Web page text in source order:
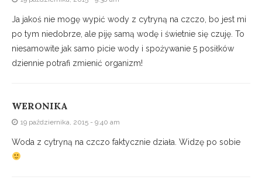
Ja jakoś nie mogę wypić wody z cytryną na czczo, bo jest mi
po tym niedobrze, ale piję samą wodę i świetnie się czuję. To
niesamowite jak samo picie wody i spożywanie 5 posiłków
dziennie potrafi zmienić organizm!
WERONIKA
19 października, 2015 - 9:40 am
Woda z cytryną na czczo faktycznie działa. Widzę po sobie